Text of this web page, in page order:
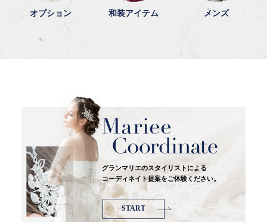
オプション 和装アイテム メンズ
グランマリエのスタイリストによる
コーディネイト提案をご体験ください。
START